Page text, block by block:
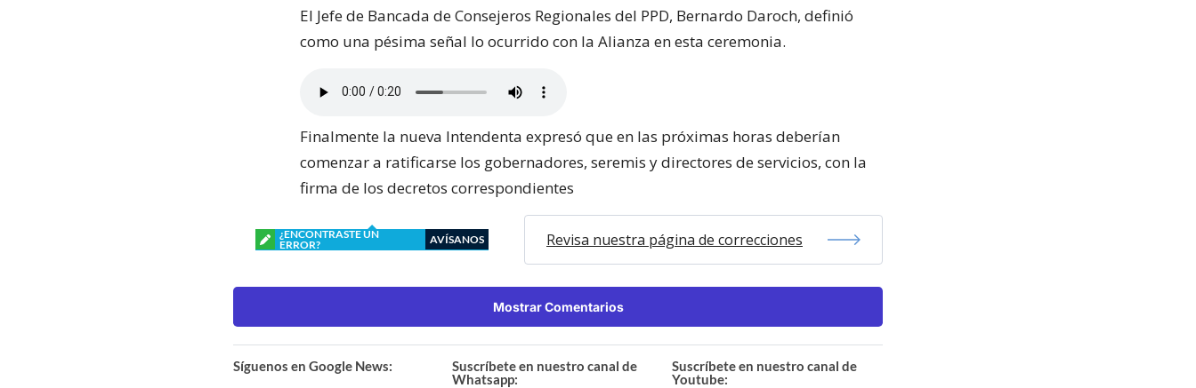
El Jefe de Bancada de Consejeros Regionales del PPD, Bernardo Daroch, definió
como una pésima señal lo ocurrido con la Alianza en esta ceremonia.
Finalmente la nueva Intendenta expresó que en las próximas horas deberían
comenzar a ratificarse los gobernadores, seremis y directores de servicios, con la
firma de los decretos correspondientes
¿ENCONTRASTE UN
ERROR?
AVÍSANOS Revisa nuestra página de correcciones
Mostrar Comentarios
Síguenos en Google News:
Suscríbete en nuestro canal de
Whatsapp:
Suscríbete en nuestro canal de
Youtube: